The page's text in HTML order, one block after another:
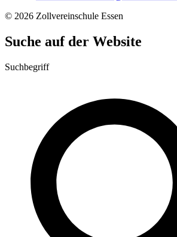
© 2026 Zollvereinschule Essen
Suche auf der Website
Suchbegriff